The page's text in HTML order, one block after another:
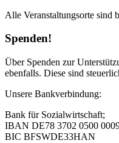
Alle Veranstaltungsorte sind
Spenden!
Über Spenden zur
ebenfalls. Diese sind
Unsere Bankverbindung:
Bank für Sozialwirtschaft;
IBAN DE78 3702 0500
BIC BFSWDE33HAN